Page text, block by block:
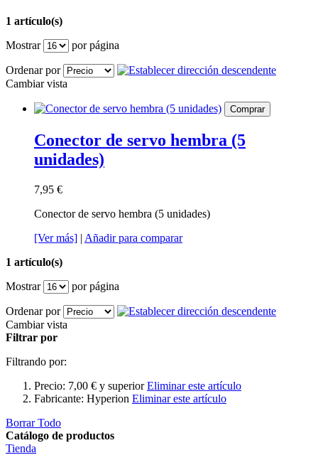
1 artículo(s)
Mostrar
por página
Ordenar por
Cambiar vista
Comprar
Conector de servo hembra (5
unidades)
7,95 €
Conector de servo hembra (5 unidades)
[Ver más] | Añadir para comparar
1 artículo(s)
Mostrar
por página
Ordenar por
Cambiar vista
Filtrar por
Filtrando por:
Precio: 7,00 € y superior Eliminar este artículo
Fabricante: Hyperion Eliminar este artículo
Borrar Todo
Catálogo de productos
Tienda